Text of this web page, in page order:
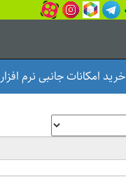
خرید امکانات جانبی نرم افزار